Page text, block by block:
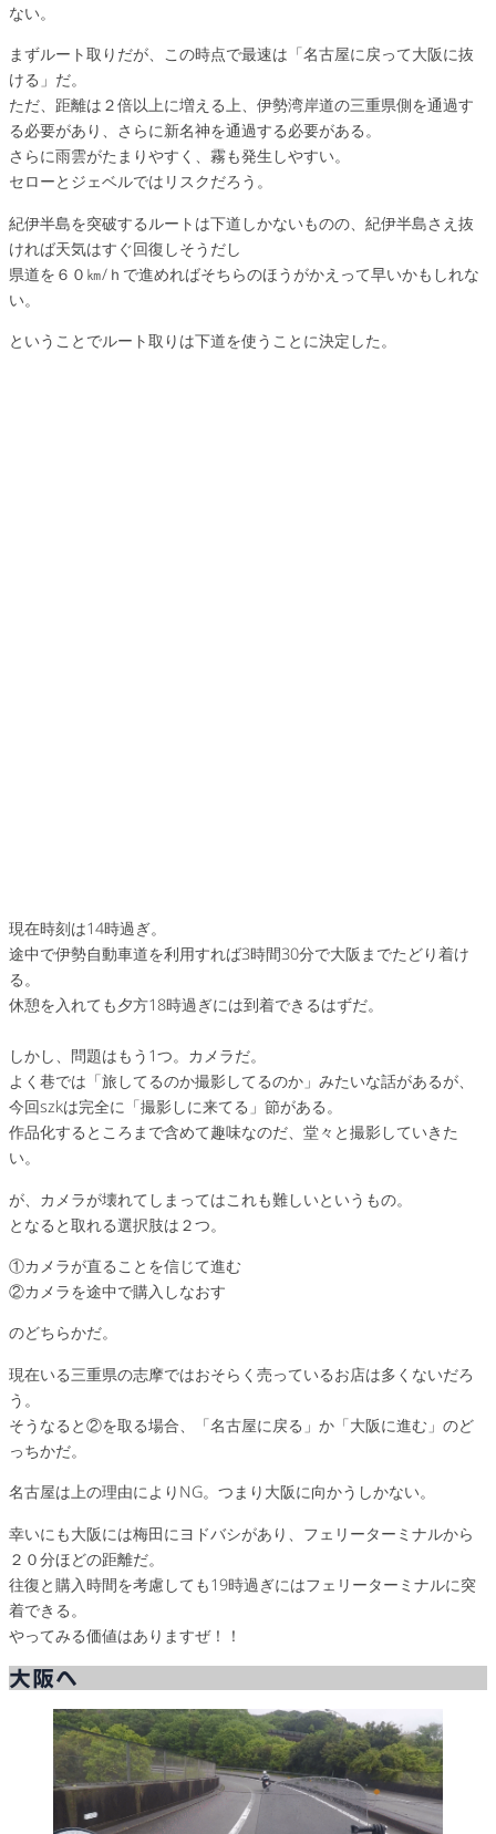
ない。
まずルート取りだが、この時点で最速は「名古屋に戻って大阪に抜
ける」だ。
ただ、距離は２倍以上に増える上、伊勢湾岸道の三重県側を通過す
る必要があり、さらに新名神を通過する必要がある。
さらに雨雲がたまりやすく、霧も発生しやすい。
セローとジェベルではリスクだろう。
紀伊半島を突破するルートは下道しかないものの、紀伊半島さえ抜
ければ天気はすぐ回復しそうだし
県道を６０㎞/ｈで進めればそちらのほうがかえって早いかもしれな
い。
ということでルート取りは下道を使うことに決定した。
現在時刻は14時過ぎ。
途中で伊勢自動車道を利用すれば3時間30分で大阪までたどり着け
る。
休憩を入れても夕方18時過ぎには到着できるはずだ。
しかし、問題はもう1つ。カメラだ。
よく巷では「旅してるのか撮影してるのか」みたいな話があるが、
今回szkは完全に「撮影しに来てる」節がある。
作品化するところまで含めて趣味なのだ、堂々と撮影していきた
い。
が、カメラが壊れてしまってはこれも難しいというもの。
となると取れる選択肢は２つ。
①カメラが直ることを信じて進む
②カメラを途中で購入しなおす
のどちらかだ。
現在いる三重県の志摩ではおそらく売っているお店は多くないだろ
う。
そうなると②を取る場合、「名古屋に戻る」か「大阪に進む」のど
っちかだ。
名古屋は上の理由によりNG。つまり大阪に向かうしかない。
幸いにも大阪には梅田にヨドバシがあり、フェリーターミナルから
２０分ほどの距離だ。
往復と購入時間を考慮しても19時過ぎにはフェリーターミナルに突
着できる。
やってみる価値はありますぜ！！
大阪へ